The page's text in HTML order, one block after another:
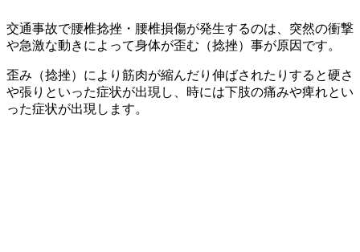
交通事故で腰椎捻挫・腰椎損傷が発生するのは、突然の衝撃
や急激な動きによって身体が歪む（捻挫）事が原因です。
歪み（捻挫）により筋肉が縮んだり伸ばされたりすると硬さ
や張りといった症状が出現し、時には下肢の痛みや痺れとい
った症状が出現します。